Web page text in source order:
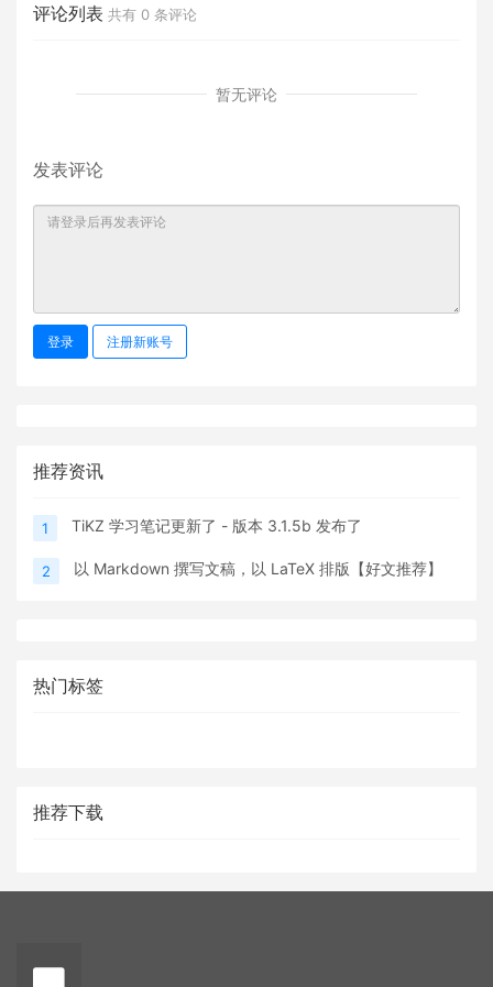
评论列表 共有 0 条评论
暂无评论
发表评论
登录 注册新账号
推荐资讯
1 TiKZ 学习笔记更新了 - 版本 3.1.5b 发布了
2 以 Markdown 撰写文稿，以 LaTeX 排版【好文推荐】
热门标签
推荐下载